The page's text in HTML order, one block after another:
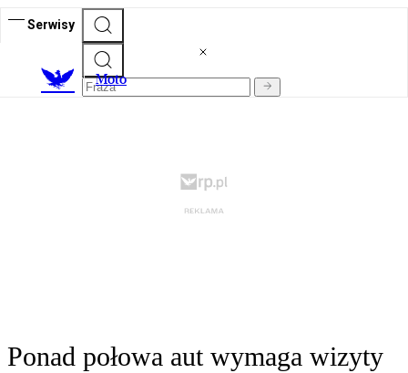
Serwisy
Moto
Ponad połowa aut wymaga wizyty